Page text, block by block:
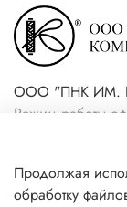
ООО "ПНК ИМ.
Режим работы
магазин)
Продолжая
обработку